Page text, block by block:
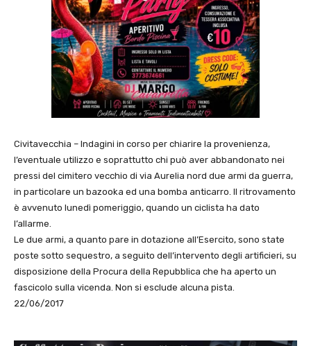
Civitavecchia – Indagini in corso per chiarire la provenienza,
l’eventuale utilizzo e soprattutto chi può aver abbandonato nei
pressi del cimitero vecchio di via Aurelia nord due armi da guerra,
in particolare un bazooka ed una bomba anticarro. Il ritrovamento
è avvenuto lunedì pomeriggio, quando un ciclista ha dato
l’allarme.
Le due armi, a quanto pare in dotazione all’Esercito, sono state
poste sotto sequestro, a seguito dell’intervento degli artificieri, su
disposizione della Procura della Repubblica che ha aperto un
fascicolo sulla vicenda. Non si esclude alcuna pista.
22/06/2017